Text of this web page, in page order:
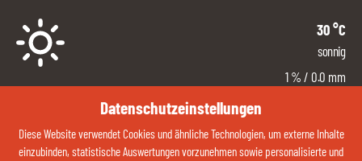
Datenschutzeinstellungen
Diese Website verwendet Cookies und ähnliche Technologien, um externe Inhalte
einzubinden, statistische Auswertungen vorzunehmen sowie personalisierte und
30°C
sonnig
1 % / 0.0 mm
0 %